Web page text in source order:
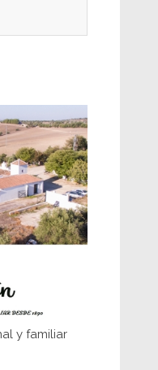
julio
en el
la
de Los
y familiar